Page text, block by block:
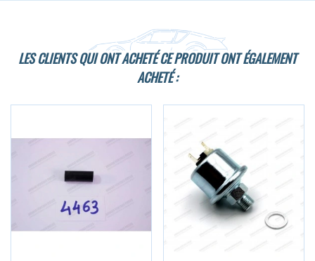
LES CLIENTS QUI ONT ACHETÉ CE PRODUIT ONT ÉGALEMENT
ACHETÉ :